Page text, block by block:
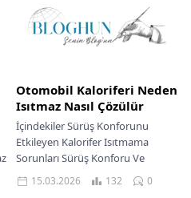
Otomobil Kaloriferi Neden
Isıtmaz Nasıl Çözülür
İçindekiler Sürüş Konforunu
Etkileyen Kalorifer Isıtmama
Sorunları Sürüş Konforu Ve
Kullanıcı Deneyimi Sistem
Performansı Ve Oyun Benzetmesi
15.03.2026 132 0